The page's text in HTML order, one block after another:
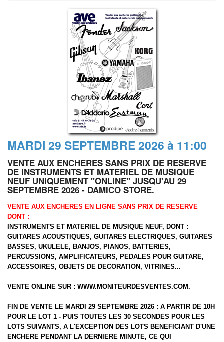
MARDI 29 SEPTEMBRE 2026 à 11:00
VENTE AUX ENCHERES SANS PRIX DE RESERVE
DE INSTRUMENTS ET MATERIEL DE MUSIQUE
NEUF UNIQUEMENT "ONLINE" JUSQU'AU 29
SEPTEMBRE 2026 - DAMICO STORE.
VENTE AUX ENCHERES EN LIGNE SANS PRIX DE RESERVE
DONT :
INSTRUMENTS ET MATERIEL DE MUSIQUE NEUF, DONT :
GUITARES ACOUSTIQUES, GUITARES ELECTRIQUES, GUITARES
BASSES, UKULELE, BANJOS, PIANOS, BATTERIES,
PERCUSSIONS, AMPLIFICATEURS, PEDALES POUR GUITARE,
ACCESSOIRES, OBJETS DE DECORATION, VITRINES...
VENTE ONLINE SUR : WWW.MONITEURDESVENTES.COM.
FIN DE VENTE LE MARDI 29 SEPTEMBRE 2026 : A PARTIR DE 10H
POUR LE LOT 1 - PUIS TOUTES LES 30 SECONDES POUR LES
LOTS SUIVANTS, A L'EXCEPTION DES LOTS BENEFICIANT D'UNE
ENCHERE PENDANT LA DERNIERE MINUTE, CE QUI